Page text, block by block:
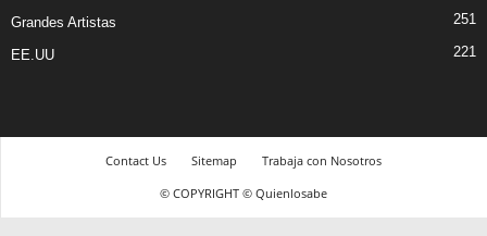
Grandes Artistas 251
EE.UU 221
Contact Us Sitemap
Trabaja con Nosotros
© COPYRIGHT © Quienlosabe